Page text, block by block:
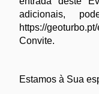
adicionais,
https://
Convite.
Estamos à Sua